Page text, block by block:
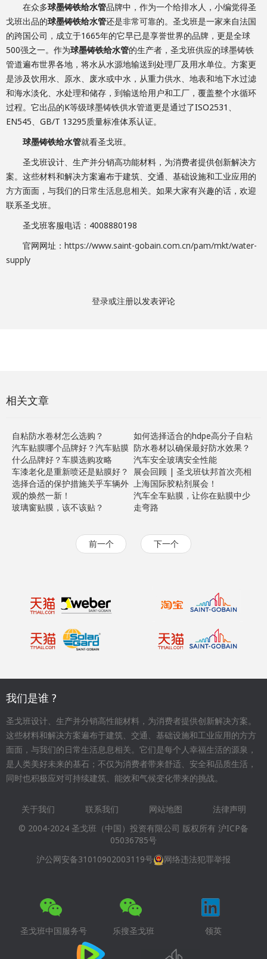
在众多球墨铸铁给水管品牌中，作为一个给排水人，小编觉得圣
戈班出品的球墨铸铁给水管还是非常可靠的。圣戈班是一家来自法国
的跨国公司，成立于1665年的它早已是享誉世界的品牌，更是全球
500强之一。作为球墨铸铁给水管的生产者，圣戈班供应的球墨铸铁
管道遍布世界各地，将水从水源地输送到处理厂及用水单位。方案更
是涉及饮用水、原水、废水或中水，从重力供水、地表和地下水过滤
和海水淡化、水处理和储存，到输送给用户和工厂，覆盖整个水循环
过程。它出品的K等级球墨铸铁供水管道更是通过了ISO2531、
EN545、GB/T 13295质量标准体系认证。
球墨铸铁给水管就看圣戈班。
圣戈班设计、生产并分销高功能材料，为消费者提供创新解决方
案。这些材料和解决方案遍布于建筑、交通、基础设施和工业应用的
方方面面，与我们的日常生活息息相关。如果大家有兴趣的话，欢迎
联系圣戈班。
圣戈班客服电话：4008880198
官网网址： https://www.saint-gobain.com.cn/pam/mkt/water-
supply
登录或注册以发表评论
相关文章
自粘防水卷材怎么选购？
汽车贴膜哪个品牌好？汽车贴膜
什么品牌好？车膜选购攻略
车漆老化是重新喷还是贴膜好？
选择合适的保护措施关乎车辆外
观的焕然一新！
玻璃窗贴膜，该不该贴？
如何选择适合的hdpe高分子自粘
防水卷材以确保最好防水效果？
汽车安全玻璃安全性能
展会回顾 | 圣戈班钛邦首次亮相
上海国际胶粘剂展会！
汽车全车贴膜，让你在贴膜中少
走弯路
前一个 下一个
我们是谁 ?
圣戈班设计、生产并分销高性能材料，为消费者提供创新解决方案。
这些材料和解决方案遍布于建筑、交通、基础设施和工业应用的方方
面面，与我们的日常生活息息相关。它们是每个人幸福生活的源泉，
是人类美好未来的基石；不仅为消费者带来舒适、安全和品质生活，
同时也积极应对可持续建筑、能效和气候变化带来的挑战。
Footer
menu
关于我们 联系我们 网站地图
法律声明
© 2004-2024 圣戈班（中国）投资有限公司 版权所有 沪ICP备
05036785号
沪公网安备31010902003119号
网络违法犯罪举报
圣戈班中国服务号 乐搜圣戈班 领英